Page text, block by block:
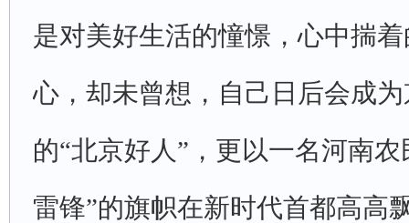
是对美好生活的憧憬，心中揣
心，却未曾想，自己日后会成
的“北京好人”，更以一名河南
雷锋”的旗帜在新时代首都高高